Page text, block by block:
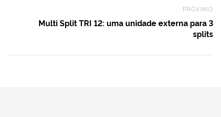
PRÓXIMO
Multi Split TRI 12: uma unidade externa para 3
splits